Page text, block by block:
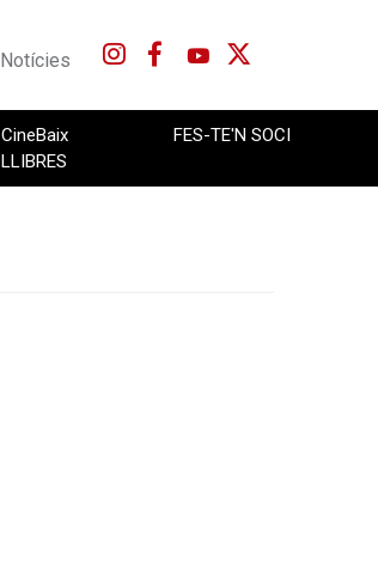
Notícies
CineBaix
LLIBRES
FES-TE'N SOCI